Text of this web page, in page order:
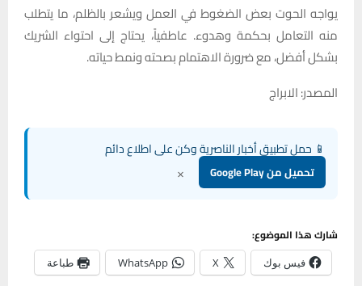
يواجه الحوت بعض الضغوط في العمل ويشعر بالظلم، ما يتطلب
منه التعامل بحكمة وهدوء. عاطفياً، يحتاج إلى احتواء الشريك
بشكل أفضل، مع ضرورة الاهتمام بصحته ونمط حياته.
المصدر: الابراج
📱 حمل تطبيق أخبار الناصرية وكن على اطلاع دائم
تحميل من Google Play ×
شارك هذا الموضوع:
فيس بوك X
WhatsApp طباعة